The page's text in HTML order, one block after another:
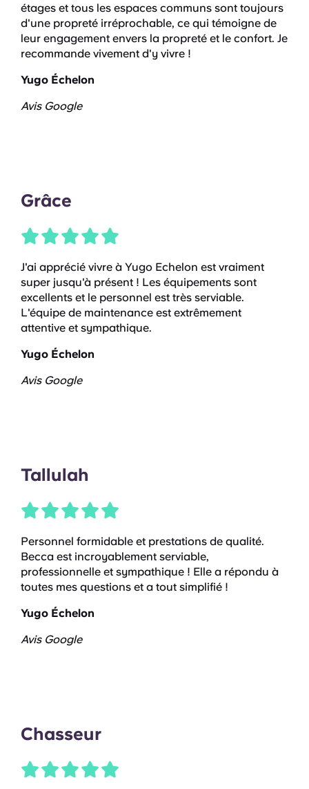
étages et tous les espaces communs sont toujours
d'une propreté irréprochable, ce qui témoigne de
leur engagement envers la propreté et le confort. Je
recommande vivement d'y vivre !
Yugo Échelon
Avis Google
Grâce
J'ai apprécié vivre à Yugo Echelon est vraiment
super jusqu'à présent ! Les équipements sont
excellents et le personnel est très serviable.
L'équipe de maintenance est extrêmement
attentive et sympathique.
Yugo Échelon
Avis Google
Tallulah
Personnel formidable et prestations de qualité.
Becca est incroyablement serviable,
professionnelle et sympathique ! Elle a répondu à
toutes mes questions et a tout simplifié !
Yugo Échelon
Avis Google
Chasseur